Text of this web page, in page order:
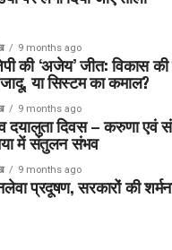
9 months ago
की ‘अजेय’ जीत: विकास की
या सिस्टम का कमाल?
9 months ago
दयालुता दिवस – करुणा एवं
में संतुलन संभव
9 months ago
प्रदूषण, सरकारों की